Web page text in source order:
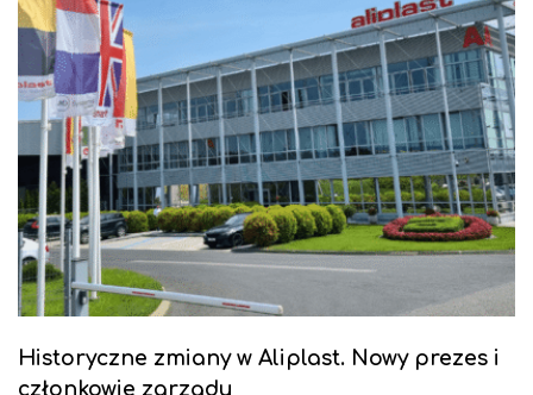
Historyczne zmiany w Aliplast. Nowy prezes i
członkowie zarządu